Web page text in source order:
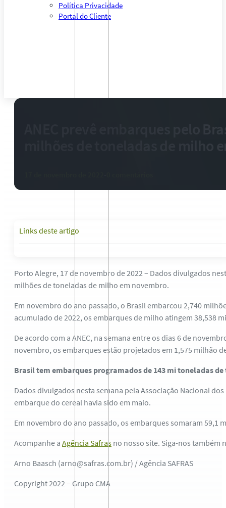
Política Privacidade
Portal do Cliente
Links deste artigo
Porto Alegre, 17 de novembro de 2022 – Dados divulgados
milhões de toneladas de milho em novembro.
Em novembro do ano passado, o Brasil embarcou 2,740
acumulado de 2022, os embarques de milho atingem 38,538
De acordo com a ANEC, na semana entre os dias 6 de
novembro, os embarques estão projetados em 1,575 milhão
Brasil tem embarques programados de 143 mi toneladas
Dados divulgados nesta semana pela Associação Nacional
embarque do cereal havia sido em maio.
Em novembro do ano passado, os embarques somaram 59,1
Acompanhe a Agência Safras no nosso site. Siga-nos também
Arno Baasch (arno@safras.com.br) / Agência SAFRAS
Copyright 2022 – Grupo CMA